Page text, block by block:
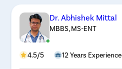
Dr. Abhishek Mittal
MBBS, MS-ENT
4.5/5 12 Years Experience